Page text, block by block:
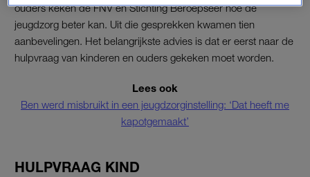
ouders keken de FNV en Stichting Beroepseer hoe de
jeugdzorg beter kan. Uit die gesprekken kwamen tien
aanbevelingen. Het belangrijkste advies is dat er eerst naar de
hulpvraag van kinderen en ouders gekeken moet worden.
Lees ook
Ben werd misbruikt in een jeugdzorginstelling: ‘Dat heeft me
kapotgemaakt’
HULPVRAAG KIND